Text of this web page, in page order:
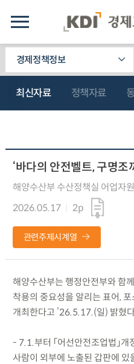
경제정책정보
최신자료 정책자료
‘바다의 안전벨트, 구명조
해양수산부 수산정책실 어업자
2026.05.17
2p
관련주제시계열
해양수산부는 행정안전부와 함
착용의 중요성을 알리는 표어,
개최한다고 ’26.5.17.(일) 밝혔
- 7.1.부터 「어선안전조업법」
사람이 외부에 노출된 갑판에 있